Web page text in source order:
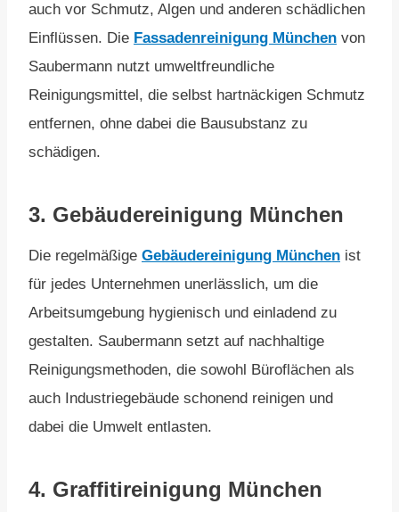
auch vor Schmutz, Algen und anderen schädlichen
Einflüssen. Die Fassadenreinigung München von
Saubermann nutzt umweltfreundliche
Reinigungsmittel, die selbst hartnäckigen Schmutz
entfernen, ohne dabei die Bausubstanz zu
schädigen.
3. Gebäudereinigung München
Die regelmäßige Gebäudereinigung München ist
für jedes Unternehmen unerlässlich, um die
Arbeitsumgebung hygienisch und einladend zu
gestalten. Saubermann setzt auf nachhaltige
Reinigungsmethoden, die sowohl Büroflächen als
auch Industriegebäude schonend reinigen und
dabei die Umwelt entlasten.
4. Graffitireinigung München